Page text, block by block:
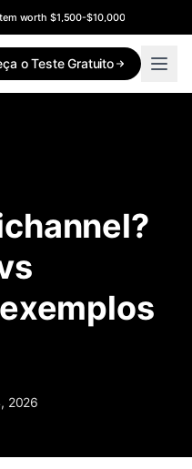
worth $1,500-$10,000
o Teste Gratuito
2026